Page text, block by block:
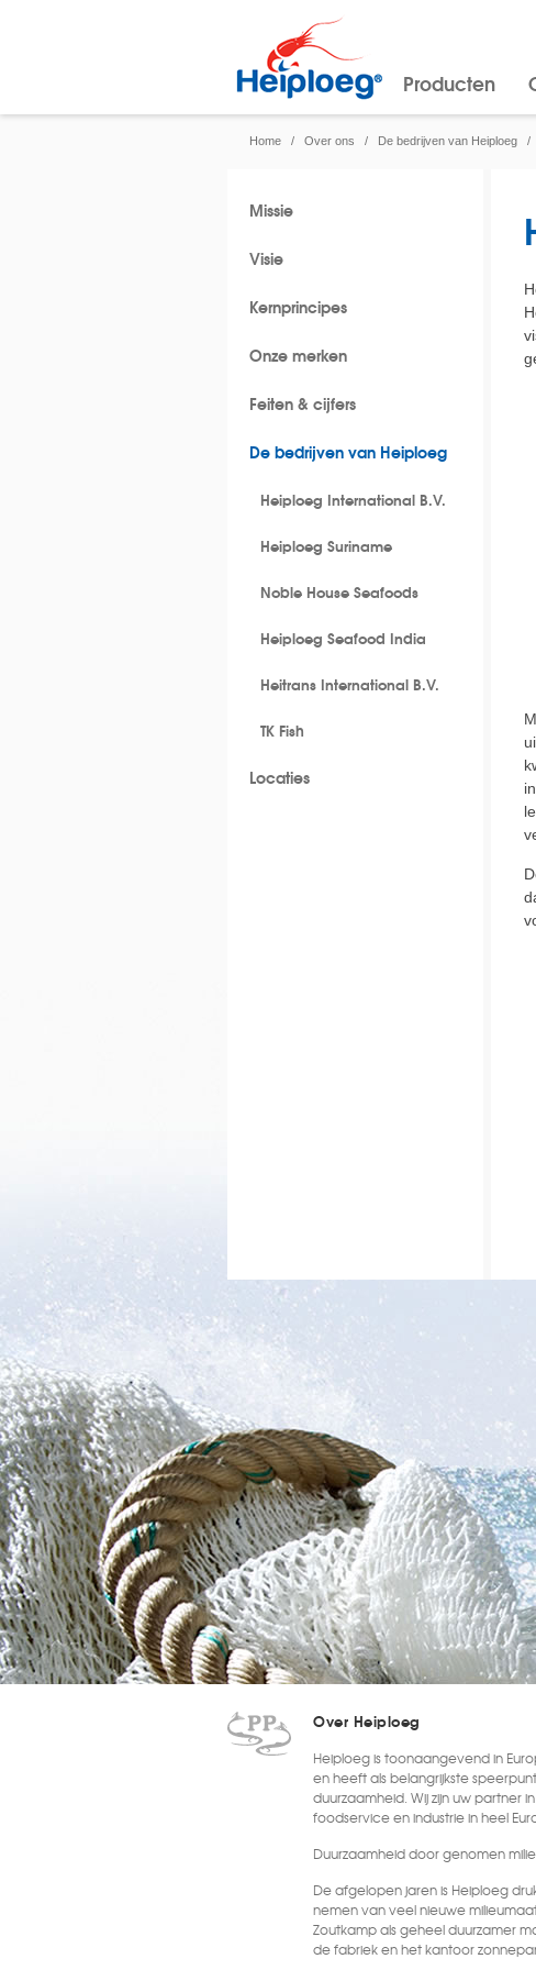
Producten
Home / Over ons / De bedrijven van Heiploeg /
Missie
Visie
Kernprincipes
Onze merken
Feiten & cijfers
De bedrijven van Heiploeg
Heiploeg International B.V.
Heiploeg Suriname
Noble House Seafoods
Heiploeg Seafood India
Heitrans International B.V.
TK Fish
Locaties
Over Heiploeg
Heiploeg is toonaangevend in
en heeft als belangrijkste
duurzaamheid. Wij zijn uw partner
foodservice en industrie in heel
Duurzaamheid door genomen
De afgelopen jaren is Heiploeg
nemen van veel nieuwe
Zoutkamp als geheel duurzamer
de fabriek en het kantoor